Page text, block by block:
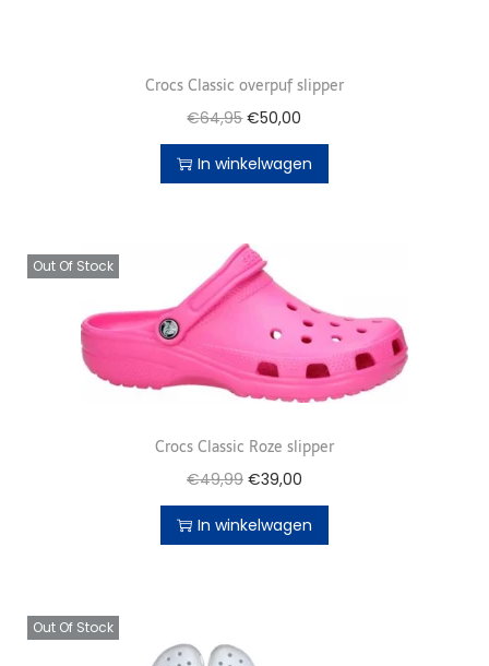
Crocs Classic overpuf slipper
€64,95 €50,00
In winkelwagen
Out Of Stock
Crocs Classic Roze slipper
€49,99 €39,00
In winkelwagen
Out Of Stock